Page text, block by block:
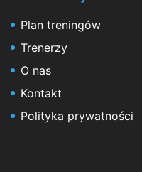
Plan treningów
Trenerzy
O nas
Kontakt
Polityka prywatności